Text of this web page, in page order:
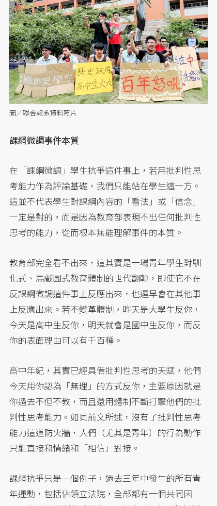
圖／聯合報系資料照片
課綱微調事件本質
在「課綱微調」學生抗爭這件事上，若用批判性思
考能力作為評論基礎，我們只能站在學生這一方。
這並不代表學生對課綱內容的「看法」或「信念」
一定是對的，而是因為教育部表現不出任何批判性
思考的能力，從而根本無能理解事件的本質。
教育部完全看不出來，這其實是一場青年學生對馴
化式、馬戲團式教育體制的世代翻轉，即使它不在
反課綱微調這件事上反應出來，也遲早會在其他事
上反應出來。若不變革體制，昨天是大學生反你，
今天是高中生反你，明天就會是國中生反你，而反
你的表面理由可以有千百種。
高中年紀，其實已經具備批判性思考的天賦，他們
今天用你認為「無理」的方式反你，主要原因就是
你過去不但不教，而且還用體制不斷打擊他們的批
判性思考能力。如同前文所述，沒有了批判性思考
能力這道防火牆，人們（尤其是青年）的行為動作
只能直接和情緒和「相信」對接。
課綱抗爭只是一個例子，過去三年中發生的所有青
年運動，包括佔領立法院，全部都有一個共同因